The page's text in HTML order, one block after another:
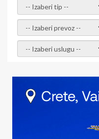
- izaberi tip -
- izaberi prevoz -
- Izaberite uslugu -